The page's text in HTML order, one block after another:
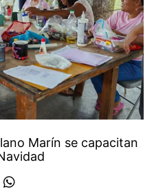
Marín se capacitan